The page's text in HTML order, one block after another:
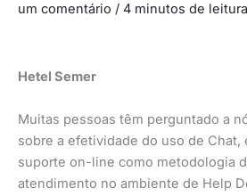
um comentário / 4 minutos de leitura
Hetel Semer
Muitas pessoas têm perguntado a
sobre a efetividade do uso de Chat,
suporte on-line como metodologia
atendimento no ambiente de Help